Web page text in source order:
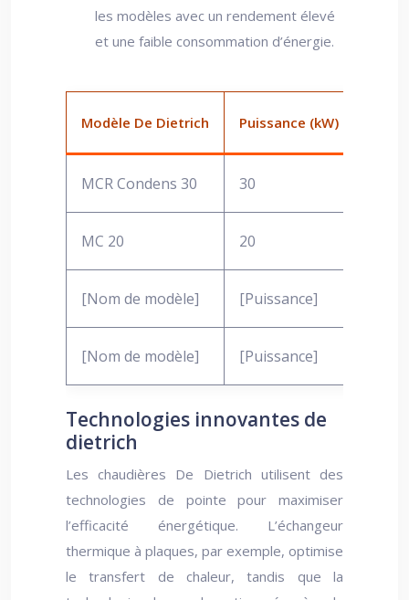
les modèles avec un rendement élevé
et une faible consommation d’énergie.
Modèle De Dietrich Puissance (kW)
MCR Condens 30 30
MC 20 20
[Nom de modèle] [Puissance]
[Nom de modèle] [Puissance]
Technologies innovantes de
dietrich
Les chaudières De Dietrich utilisent des
technologies de pointe pour maximiser
l’efficacité énergétique. L’échangeur
thermique à plaques, par exemple, optimise
le transfert de chaleur, tandis que la